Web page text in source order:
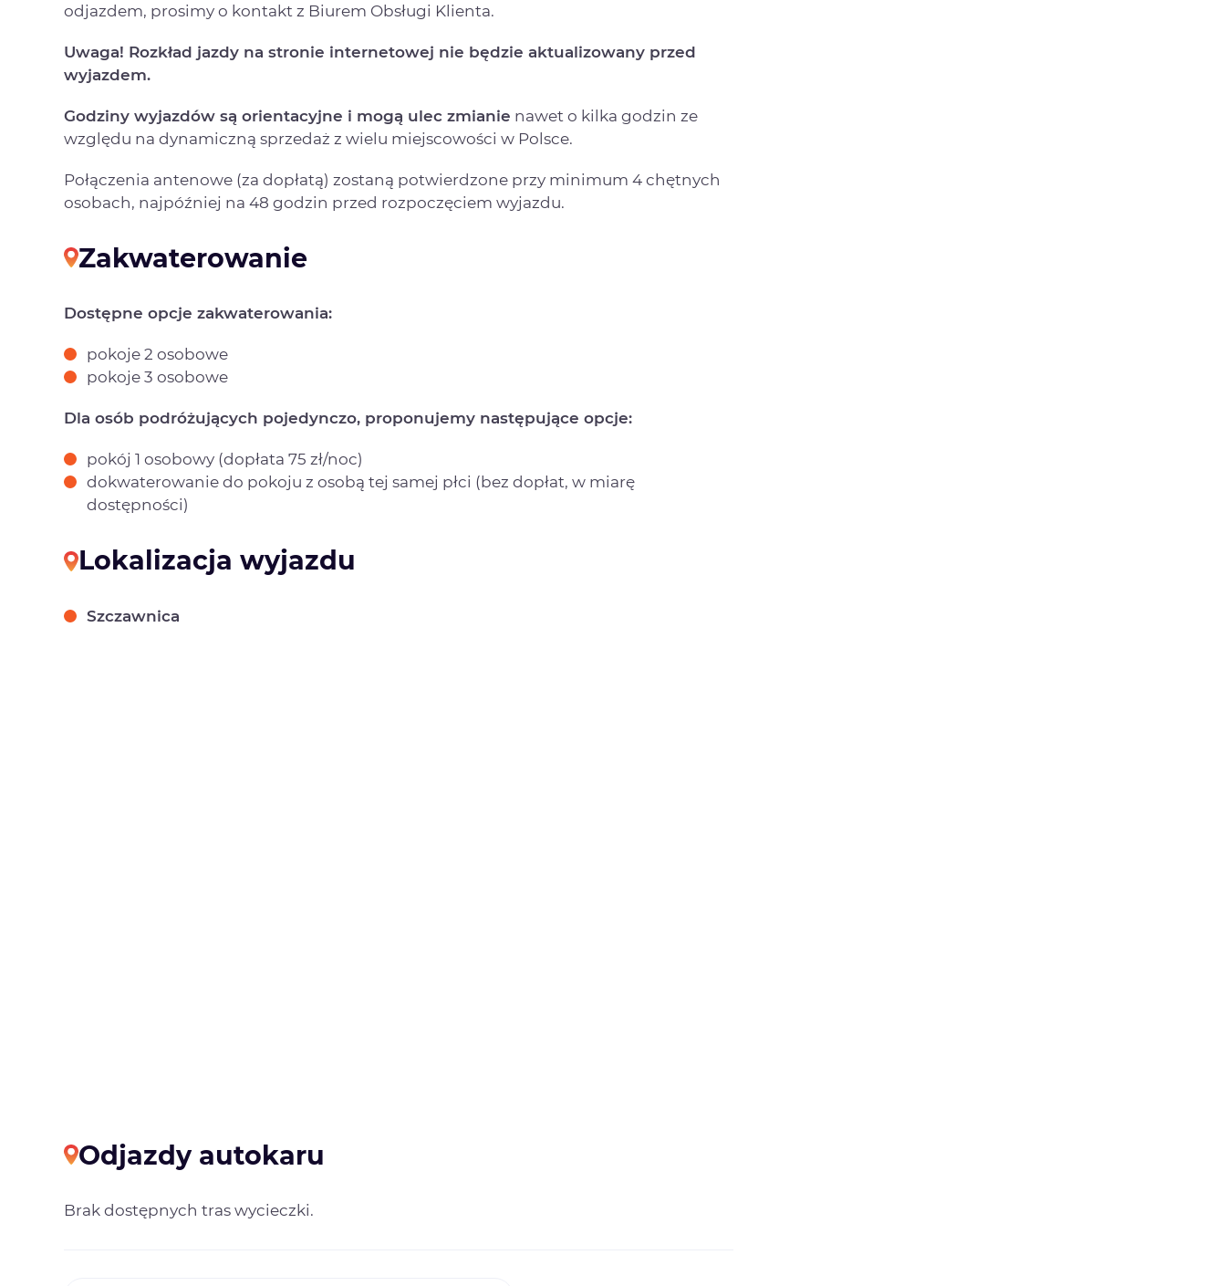
odjazdem, prosimy o kontakt z Biurem Obsługi Klienta.
Uwaga! Rozkład jazdy na stronie internetowej nie będzie aktualizowany przed
wyjazdem.
Godziny wyjazdów są orientacyjne i mogą ulec zmianie nawet o kilka godzin ze
względu na dynamiczną sprzedaż z wielu miejscowości w Polsce.
Połączenia antenowe (za dopłatą) zostaną potwierdzone przy minimum 4 chętnych
osobach, najpóźniej na 48 godzin przed rozpoczęciem wyjazdu.
Zakwaterowanie
Dostępne opcje zakwaterowania:
pokoje 2 osobowe
pokoje 3 osobowe
Dla osób podróżujących pojedynczo, proponujemy następujące opcje:
pokój 1 osobowy (dopłata 75 zł/noc)
dokwaterowanie do pokoju z osobą tej samej płci (bez dopłat, w miarę
dostępności)
Lokalizacja wyjazdu
Szczawnica
Odjazdy autokaru
Brak dostępnych tras wycieczki.